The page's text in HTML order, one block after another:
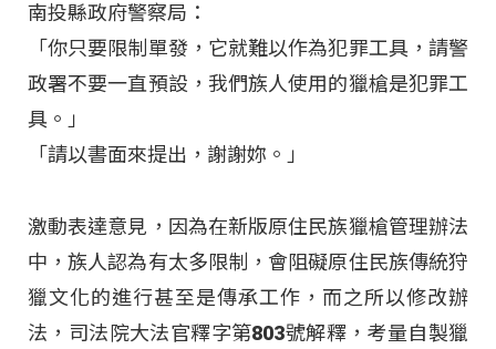
南投縣政府警察局：
「你只要限制單發，它就難以作為犯罪工具，請警
政署不要一直預設，我們族人使用的獵槍是犯罪工
具。」
「請以書面來提出，謝謝妳。」
激動表達意見，因為在新版原住民族獵槍管理辦法
中，族人認為有太多限制，會阻礙原住民族傳統狩
獵文化的進行甚至是傳承工作，而之所以修改辦
法，司法院大法官釋字第803號解釋，考量自製獵